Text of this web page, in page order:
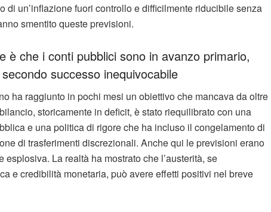
di un’inflazione fuori controllo e difficilmente riducibile senza
smentito queste previsioni.
è che i conti pubblici sono in avanzo primario,
successo inequivocabile
ha raggiunto in pochi mesi un obiettivo che mancava da oltre
storicamente in deficit, è stato riequilibrato con una
e una politica di rigore che ha incluso il congelamento di
di trasferimenti discrezionali. Anche qui le previsioni erano
La realtà ha mostrato che l’austerità, se
e credibilità monetaria, può avere effetti positivi nel breve